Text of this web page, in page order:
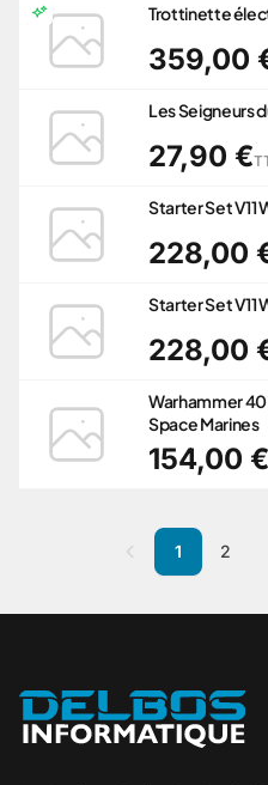
Trottinette
359,00
Les Seigneurs
27,90 €
Starter Set
228,00
Starter Set
228,00
Warhammer
Space Marines
154,00 €
1 2